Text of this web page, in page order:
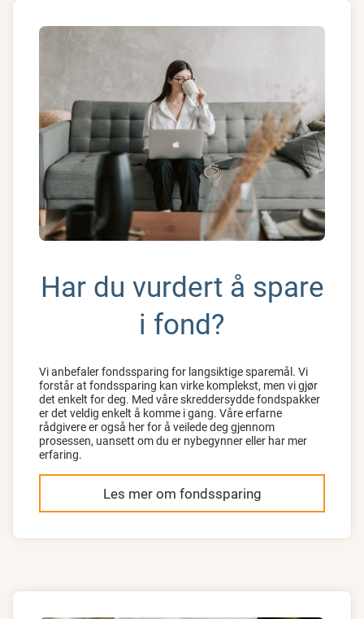
Har du vurdert å spare
i fond?
Vi anbefaler fondssparing for langsiktige sparemål. Vi
forstår at fondssparing kan virke komplekst, men vi gjør
det enkelt for deg. Med våre skreddersydde fondspakker
er det veldig enkelt å komme i gang. Våre erfarne
rådgivere er også her for å veilede deg gjennom
prosessen, uansett om du er nybegynner eller har mer
erfaring.
Les mer om fondssparing